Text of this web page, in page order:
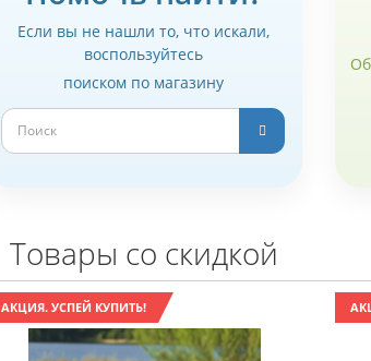
Если вы не нашли то, что искали,
воспользуйтесь
поиском по магазину
Товары со скидкой
АКЦИЯ. УСПЕЙ КУПИТЬ!